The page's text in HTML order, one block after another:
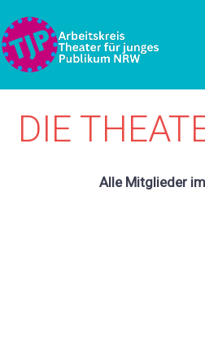
DIE
Alle Mitglieder